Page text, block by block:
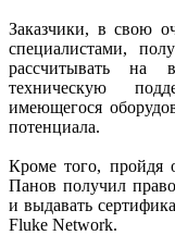
Заказчики, в свою
специалистами,
рассчитывать на
техническую
имеющегося
потенциала.
Кроме того, пройдя
Панов получил
и выдавать
Fluke Network.